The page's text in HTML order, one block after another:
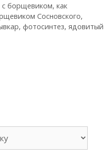
с борщевиком, как
Сосновского,
, фотосинтез, ядовитый